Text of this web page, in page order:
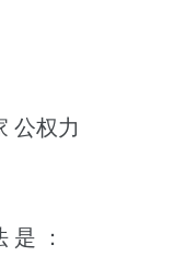
公权力
：